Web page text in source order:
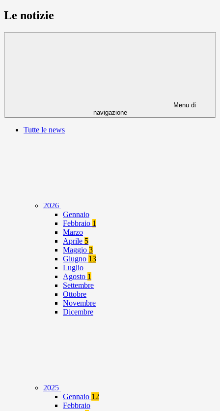
Le notizie
Menu di
navigazione
Tutte le news
2026
Gennaio
Febbraio 1
Marzo
Aprile 5
Maggio 3
Giugno 13
Luglio
Agosto 1
Settembre
Ottobre
Novembre
Dicembre
2025
Gennaio 12
Febbraio